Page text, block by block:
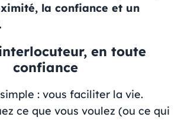
la confiance et un
en toute
confiance
: vous faciliter la vie.
ce que vous voulez (ou ce qui